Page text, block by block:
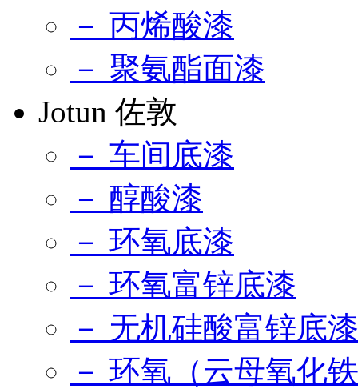
－ 丙烯酸漆
－ 聚氨酯面漆
Jotun 佐敦
－ 车间底漆
－ 醇酸漆
－ 环氧底漆
－ 环氧富锌底漆
－ 无机硅酸富锌底漆
－ 环氧（云母氧化